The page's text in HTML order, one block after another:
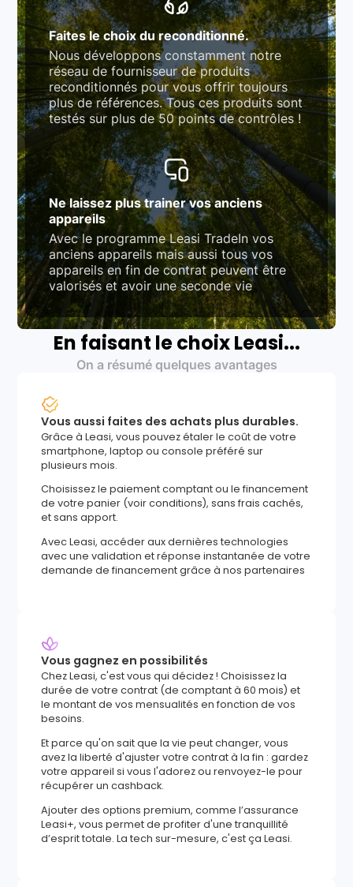
Faites le choix du reconditionné.
Nous développons constamment notre
réseau de fournisseur de produits
reconditionnés pour vous offrir toujours
plus de références. Tous ces produits sont
testés sur plus de 50 points de contrôles !
Ne laissez plus trainer vos anciens
appareils
Avec le programme Leasi TradeIn vos
anciens appareils mais aussi tous vos
appareils en fin de contrat peuvent être
valorisés et avoir une seconde vie
En faisant le choix Leasi...
On a résumé quelques avantages
Vous aussi faites des achats plus durables.
Grâce à Leasi, vous pouvez étaler le coût de votre
smartphone, laptop ou console préféré sur
plusieurs mois.
Choisissez le paiement comptant ou le financement
de votre panier (voir conditions), sans frais cachés,
et sans apport.
Avec Leasi, accéder aux dernières technologies
avec une validation et réponse instantanée de votre
demande de financement grâce à nos partenaires
Vous gagnez en possibilités
Chez Leasi, c'est vous qui décidez ! Choisissez la
durée de votre contrat (de comptant à 60 mois) et
le montant de vos mensualités en fonction de vos
besoins.
Et parce qu'on sait que la vie peut changer, vous
avez la liberté d'ajuster votre contrat à la fin : gardez
votre appareil si vous l'adorez ou renvoyez-le pour
récupérer un cashback.
Ajouter des options premium, comme l’assurance
Leasi+, vous permet de profiter d'une tranquillité
d’esprit totale. La tech sur-mesure, c'est ça Leasi.